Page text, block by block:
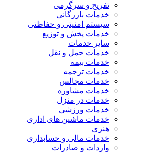
تفریح و سرگرمی
خدمات بازرگانی
سیستم امنیتی و حفاظتی
خدمات پخش و توزیع
سایر خدمات
خدمات حمل و نقل
خدمات بیمه
خدمات ترجمه
خدمات مجالس
خدمات مشاوره
خدمات در منزل
خدمات ورزشی
خدمات ماشین های اداری
هنری
خدمات مالی و حسابداری
واردات و صادرات